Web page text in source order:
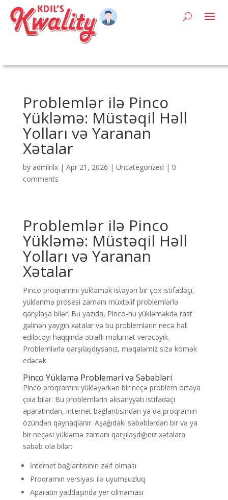
Problemlər ilə Pinco
Yükləmə: Müstəqil Həll
Yolları və Yaranan
Xətalar
by admlnlx| Apr 21, 2026 | Uncategorized | 0
comments
Problemlər ilə Pinco
Yükləmə: Müstəqil Həll
Yolları və Yaranan
Xətalar
Pinco proqramını yükləmək istəyən bir çox istifadəçi,
yüklənmə prosesi zamanı müxtəlif problemlərlə
qarşılaşa bilər. Bu yazıda, Pinco-nu yükləməkdə rast
gəlinən yaygın xətalar və bu problemlərin necə həll
ediləcəyi haqqında ətraflı məlumat verəcəyik.
Problemlərlə qarşılaşdıysanız, məqaləmiz sizə kömək
edəcək.
Pinco Yükləmə Probleməri və Səbəbləri
Pinco proqramını yükləyərkən bir neçə problem ortaya
çıxa bilər. Bu problemlərin əksəriyyəti istifadəçi
aparatından, internet bağlantısından ya da proqramın
özündən qaynaqlanır. Aşağıdakı səbəblərdən bir və ya
bir neçəsi yükləmə zamanı qarşılaşdığınız xətalara
səbəb ola bilər:
İnternet bağlantısının zəif olması
Proqramın versiyası ilə uyumsuzluq
Aparatın yaddaşında yer olmaması